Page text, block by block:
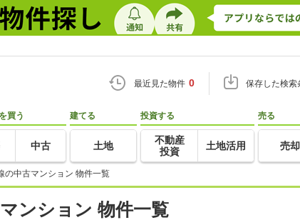
最近見た物件 0 保存した検索
買う
中古
建てる
土地
投資する
不動産
投資
土地活用
売る
売却
の中古マンション 物件一覧
ンション 物件一覧